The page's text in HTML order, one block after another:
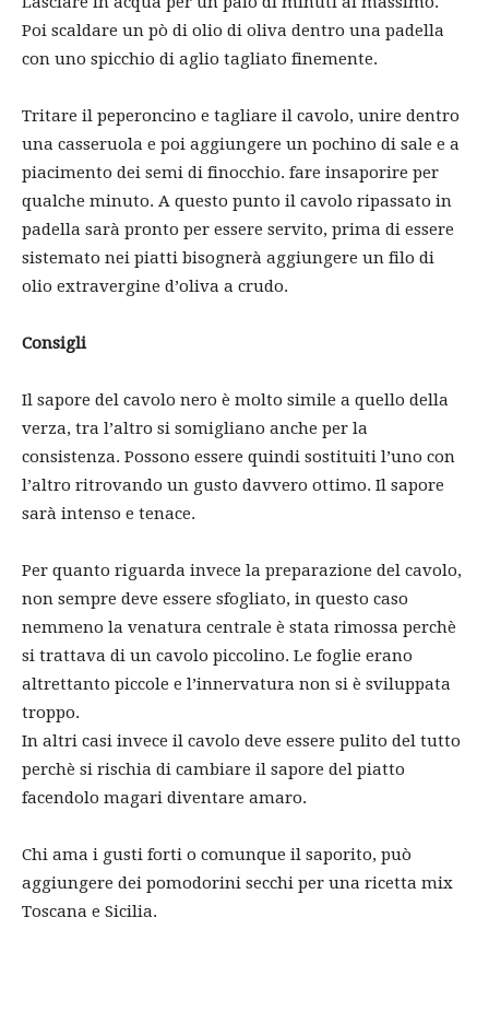
Poi scaldare un pò di olio di oliva dentro una padella
con uno spicchio di aglio tagliato finemente.
Tritare il peperoncino e tagliare il cavolo, unire dentro
una casseruola e poi aggiungere un pochino di sale e a
piacimento dei semi di finocchio. fare insaporire per
qualche minuto. A questo punto il cavolo ripassato in
padella sarà pronto per essere servito, prima di essere
sistemato nei piatti bisognerà aggiungere un filo di
olio extravergine d’oliva a crudo.
Consigli
Il sapore del cavolo nero è molto simile a quello della
verza, tra l’altro si somigliano anche per la
consistenza. Possono essere quindi sostituiti l’uno con
l’altro ritrovando un gusto davvero ottimo. Il sapore
sarà intenso e tenace.
Per quanto riguarda invece la preparazione del cavolo,
non sempre deve essere sfogliato, in questo caso
nemmeno la venatura centrale è stata rimossa perchè
si trattava di un cavolo piccolino. Le foglie erano
altrettanto piccole e l’innervatura non si è sviluppata
troppo.
In altri casi invece il cavolo deve essere pulito del tutto
perchè si rischia di cambiare il sapore del piatto
facendolo magari diventare amaro.
Chi ama i gusti forti o comunque il saporito, può
aggiungere dei pomodorini secchi per una ricetta mix
Toscana e Sicilia.